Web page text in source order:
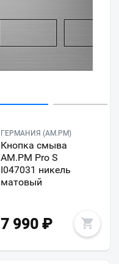
ГЕРМАНИЯ (AM.PM)
Кнопка смыва
AM.PM Pro S
I047031 никель
матовый
7 990 ₽